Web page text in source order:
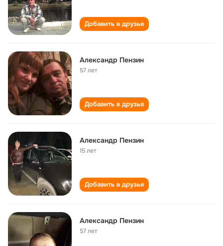
Добавить в друзья
Александр Пензин
57 лет
Добавить в друзья
Александр Пензин
15 лет
Добавить в друзья
Александр Пензин
57 лет